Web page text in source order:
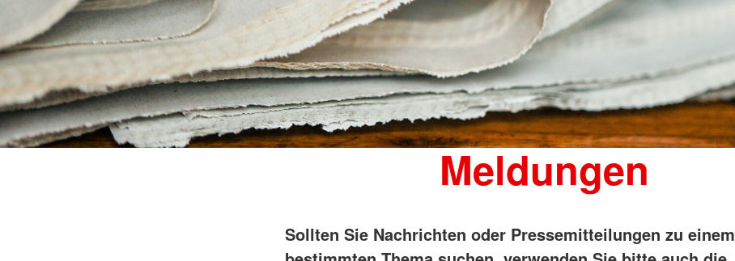
Servicewohnen Duisburg-Neumühl
DRK-Seniorenzentrum Duisburg-
Neumühl
Qualitätsmanagement Pflege und
Betreuung
Ausbildung in der Pflege
Krankentransport
Krankenfahrdienst
Suchdienst
Meldungen
Sollten Sie Nachrichten oder Pressemitteilungen zu einem